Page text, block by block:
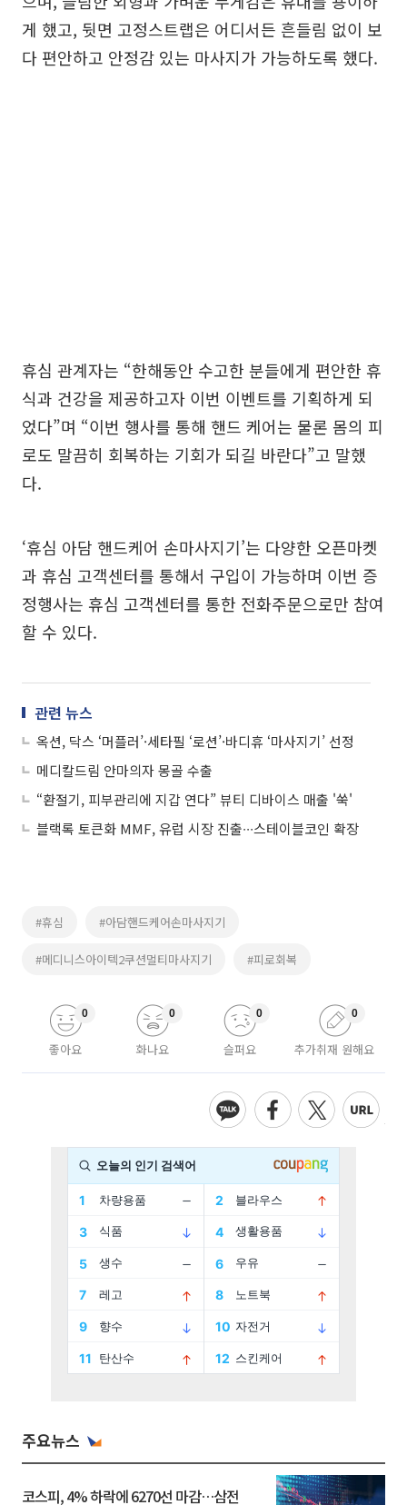
게 했고, 뒷면 고정스트랩은 어디서든 흔들림 없이 보
다 편안하고 안정감 있는 마사지가 가능하도록 했다.
휴심 관계자는 “한해동안 수고한 분들에게 편안한 휴
식과 건강을 제공하고자 이번 이벤트를 기획하게 되
었다”며 “이번 행사를 통해 핸드 케어는 물론 몸의 피
로도 말끔히 회복하는 기회가 되길 바란다”고 말했
다.
‘휴심 아담 핸드케어 손마사지기’는 다양한 오픈마켓
과 휴심 고객센터를 통해서 구입이 가능하며 이번 증
정행사는 휴심 고객센터를 통한 전화주문으로만 참여
할 수 있다.
관련 뉴스
옥션, 닥스 ‘머플러’·세타필 ‘로션’·바디휴 ‘마사지기’ 선정
메디칼드림 안마의자 몽골 수출
“환절기, 피부관리에 지갑 연다” 뷰티 디바이스 매출 '쑥'
블랙록 토큰화 MMF, 유럽 시장 진출∙∙∙스테이블코인 확장
#휴심 #아담핸드케어손마사지기
#메디니스아이텍2쿠션멀티마사지기 #피로회복
좋아요
0
화나요
0
슬퍼요
0
추가취재 원해요
0
주요뉴스
코스피, 4% 하락에 6270선 마감…삼전